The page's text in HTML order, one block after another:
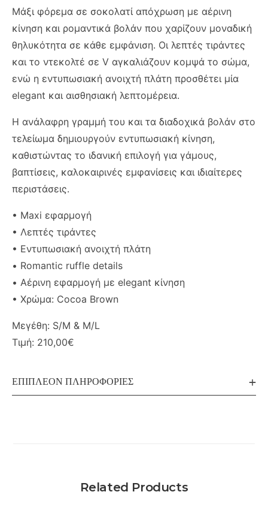
Μάξι φόρεμα σε σοκολατί απόχρωση με αέρινη
κίνηση και ρομαντικά βολάν που χαρίζουν μοναδική
θηλυκότητα σε κάθε εμφάνιση. Οι λεπτές τιράντες
και το ντεκολτέ σε V αγκαλιάζουν κομψά το σώμα,
ενώ η εντυπωσιακή ανοιχτή πλάτη προσθέτει μία
elegant και αισθησιακή λεπτομέρεια.
Η ανάλαφρη γραμμή του και τα διαδοχικά βολάν στο
τελείωμα δημιουργούν εντυπωσιακή κίνηση,
καθιστώντας το ιδανική επιλογή για γάμους,
βαπτίσεις, καλοκαιρινές εμφανίσεις και ιδιαίτερες
περιστάσεις.
• Maxi εφαρμογή
• Λεπτές τιράντες
• Εντυπωσιακή ανοιχτή πλάτη
• Romantic ruffle details
• Αέρινη εφαρμογή με elegant κίνηση
• Χρώμα: Cocoa Brown
Μεγέθη: S/M & M/L
Τιμή: 210,00€
ΕΠΙΠΛΈΟΝ ΠΛΗΡΟΦΟΡΊΕΣ
Related Products